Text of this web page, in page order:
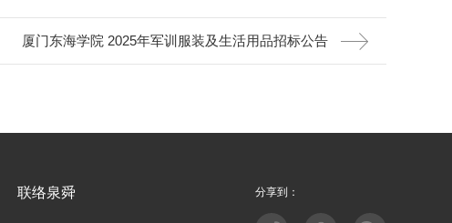
厦门东海学院 2025年军训服装及生活用品招标公告
联络泉舜 分享到：